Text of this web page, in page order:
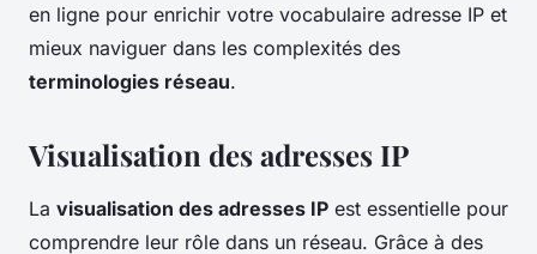
en ligne pour enrichir votre vocabulaire adresse IP et
mieux naviguer dans les complexités des
terminologies réseau.
Visualisation des adresses IP
La visualisation des adresses IP est essentielle pour
comprendre leur rôle dans un réseau. Grâce à des